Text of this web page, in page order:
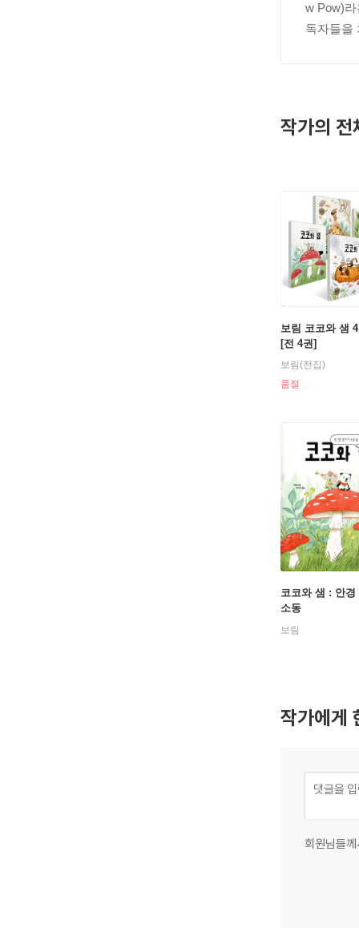
w Pow)
독자들을
작가의 전
보림 코코와 샘
[전 4권]
보림(전집)
품절
코코와 샘 : 안경
소동
보림
작가에게
회원님들